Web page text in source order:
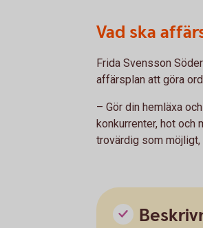
Vad ska
Frida Svensson
affärsplan att göra
– Gör din hemläxa
konkurrenter, hot och
trovärdig som